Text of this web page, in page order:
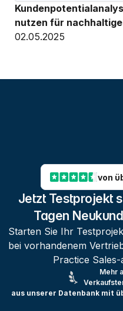
nutzen für
02.05.2025
von
Jetzt Testprojekt
Tagen
Starten Sie Ihr
bei vorhandenem
Practice
Mehr
aus unserer Datenbank mit